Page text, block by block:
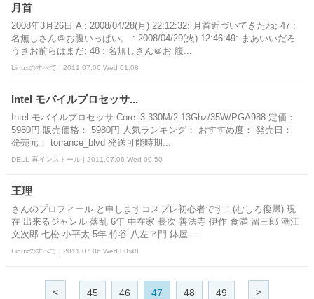
月首
2008年3月26日 A : 2008/04/28(月) 22:12:32: 月首近づいてきたね; 47 :
名無しさん＠お腹いっぱい。 : 2008/04/29(火) 12:46:49: まあいいだろ
うさお前らはまだ; 48 : 名無しさん＠お 腹...
Linuxのすべて | 2011.07.06 Wed 01:08
Intel モバイルプロセッサ...
Intel モバイルプロセッサ Core i3 330M/2.13Ghz/35W/PGA988 定価：
5980円 販売価格： 5980円 人気ランキング： おすすめ度： 発売日：
発売元： torrance_blvd 発送可能時期...
DELL 再インストール | 2011.07.06 Wed 00:50
王理
さんのプロフィール と申しますコスプレ初心者です！(むしろ復帰) 現
在 出来るジャンル 落乱 6年 中在家 長次 善法寺 伊作 食満 留三郎 潮江
文次郎 七松 小平太 5年 竹谷 八左ヱ門 鉢屋 ...
Linuxのすべて | 2011.07.06 Wed 00:48
< 45 46 47 48 49 >